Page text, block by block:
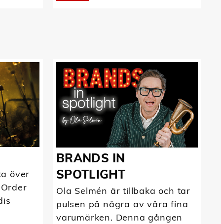
över
BRANDS IN
SPOTLIGHT
Ola Selmén är tillbaka och tar
pulsen på några av våra fina
varumärken. Denna gången